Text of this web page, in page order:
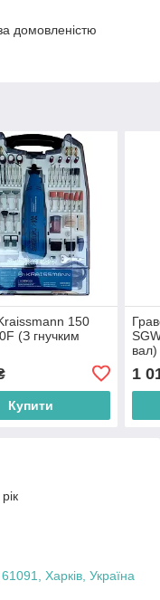
домовленістю
150
(З гнучким
Купити
вал)
1
Харків, Україна